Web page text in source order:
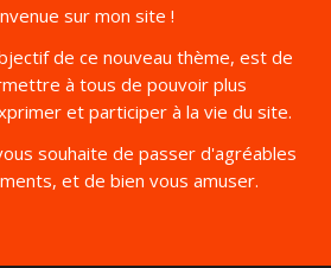
sur mon site !
de ce nouveau thème, est de
à tous de pouvoir plus
et participer à la vie du site.
souhaite de passer d'agréables
et de bien vous amuser.